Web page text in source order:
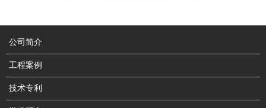
公司简介
工程案例
技术专利